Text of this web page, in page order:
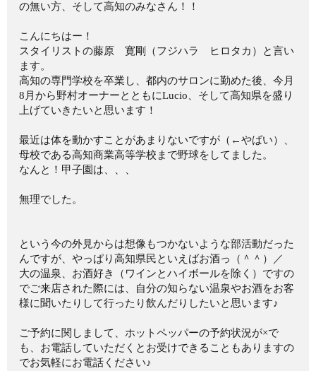
の無い方、そして高知のみなさん！！
こんにちはー！
スタイリストの藤原 寛剛（フジハラ ヒロタカ）と言い
ます。
高知の専門学校を卒業し、都内のサロンに勤めた後、今月
8月から野村オーナーとともにLucio、そして高知県を盛り
上げていきたいと思います！
最近は体を動かすことがあまりないですが（←やばい）、
母校である高知商業高等学校まで野球をしてました。
なんと！甲子園は、、、
無理でした。
という今の外見からは想像もつかないような部活動だった
んですが、やっぱり高知県民といえばお酒っ（＾＾）／
大の温泉、お酒好き（ワインとハイボールを除く）ですの
でご来店された際には、自分の知らない温泉やお酒をお客
様に聞いたりして行ったり飲んだりしたいと思います♪
ご予約に関しまして、ホットペッパーの予約状況が×で
も、お電話していただくとお受けできることもありますの
でお気軽にお電話ください♪